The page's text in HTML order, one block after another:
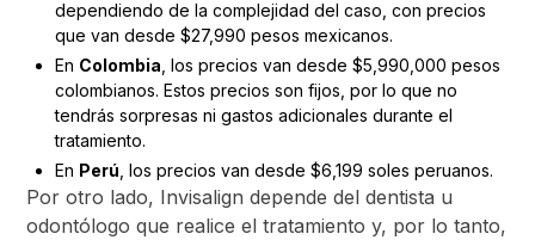
dependiendo de la complejidad del caso, con precios
que van desde $27,990 pesos mexicanos.
En Colombia , los precios van desde $5,990,000 pesos
colombianos. Estos precios son fijos, por lo que no
tendrás sorpresas ni gastos adicionales durante el
tratamiento.
En Perú , los precios van desde $6,199 soles peruanos.
Por otro lado, Invisalign depende del dentista u
odontólogo que realice el tratamiento y, por lo tanto,